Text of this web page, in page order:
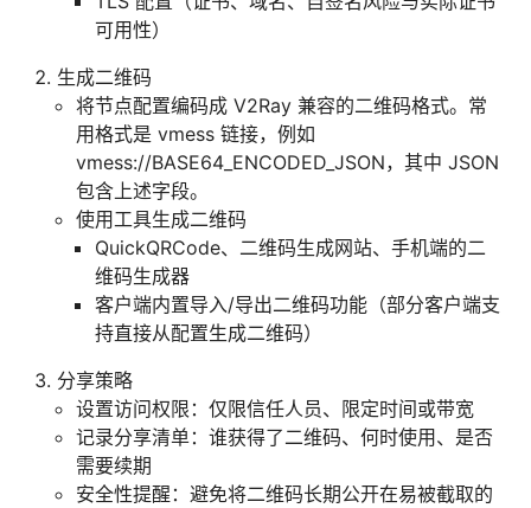
可用性）
生成二维码
将节点配置编码成 V2Ray 兼容的二维码格式。常
用格式是 vmess 链接，例如
vmess://BASE64_ENCODED_JSON，其中 JSON
包含上述字段。
使用工具生成二维码
QuickQRCode、二维码生成网站、手机端的二
维码生成器
客户端内置导入/导出二维码功能（部分客户端支
持直接从配置生成二维码）
分享策略
设置访问权限：仅限信任人员、限定时间或带宽
记录分享清单：谁获得了二维码、何时使用、是否
需要续期
安全性提醒：避免将二维码长期公开在易被截取的